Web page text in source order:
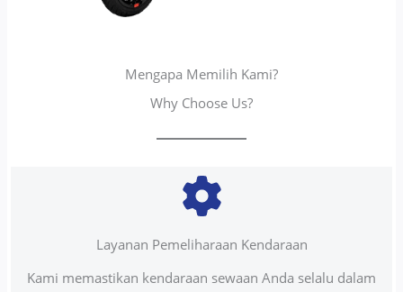
Mengapa Memilih Kami?
Why Choose Us?
Layanan Pemeliharaan Kendaraan
Kami memastikan kendaraan sewaan Anda selalu dalam